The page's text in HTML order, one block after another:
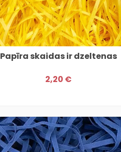
Papīra skaidas ir dzeltenas
2,20 €